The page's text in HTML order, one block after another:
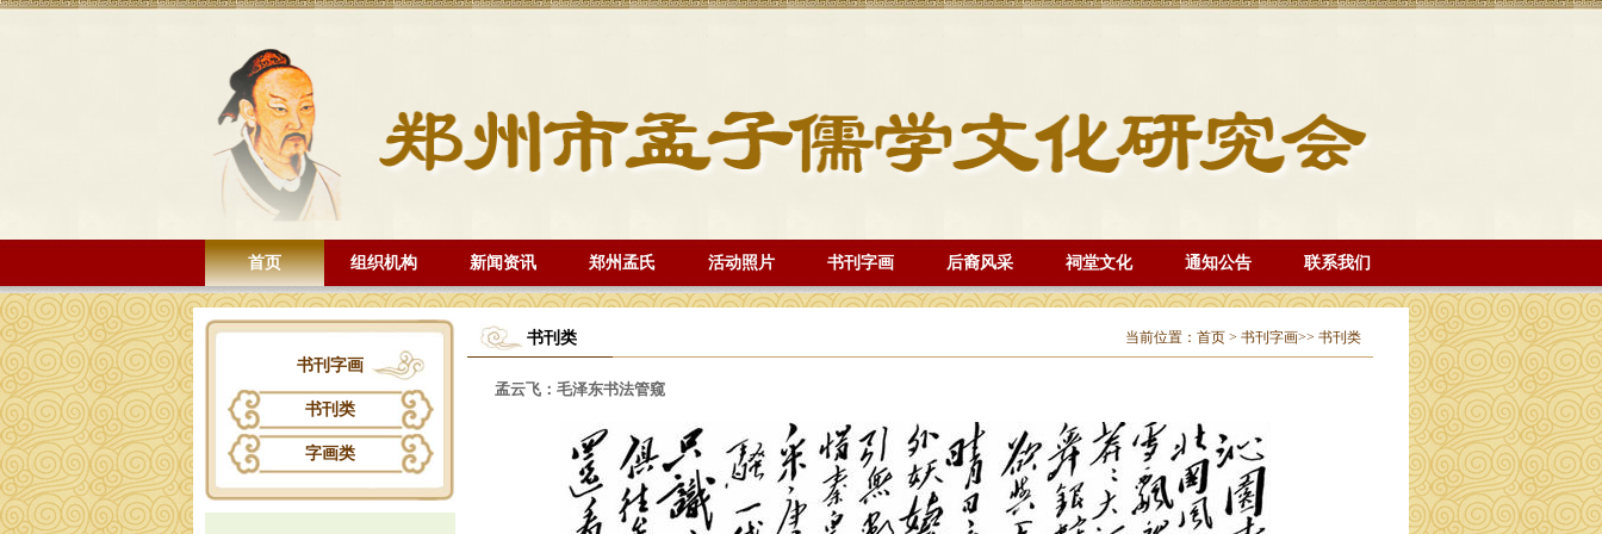
首页 组织机构 新闻资讯 郑州孟氏 活动照片 书刊字画 后裔风采 祠堂文化 通知公告 联系我们
书刊字画
书刊类
字画类
当前位置： 首页 > 书刊字画>> 书刊类
书刊类
孟云飞：毛泽东书法管窥